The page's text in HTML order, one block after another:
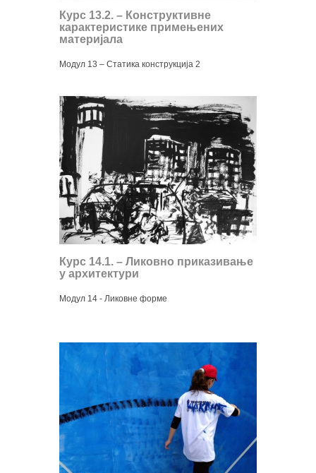
Курс 13.2. – Конструктивне
карактеристике примењених
материјала
Модул 13 – Статика конструкција 2
Курс 14.1. – Ликовно приказивање
у архитектури
Модул 14 - Ликовне форме